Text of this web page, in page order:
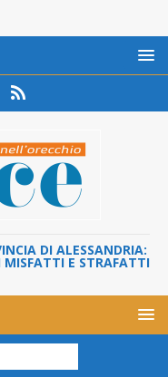
DI ALESSANDRIA:
MISFATTI E STRAFATTI